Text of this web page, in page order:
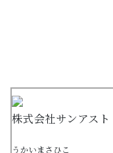
株式会社サンアスト
うかいまさひこ